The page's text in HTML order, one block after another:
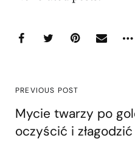
PREVIOUS POST
Mycie twarzy po
oczyścić i